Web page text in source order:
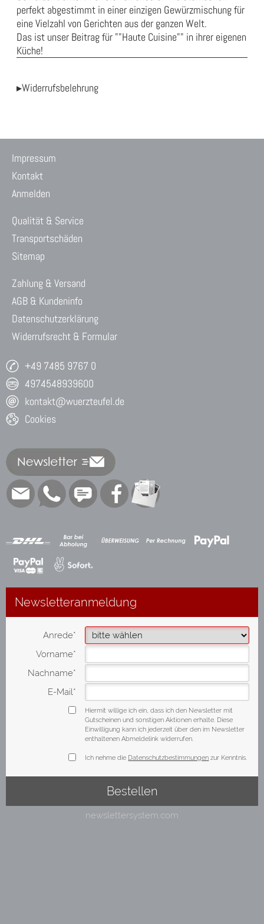
perfekt abgestimmt in einer einzigen Gewürzmischung für
eine Vielzahl von Gerichten aus der ganzen Welt.
Das ist unser Beitrag für ""Haute Cuisine"" in ihrer eigenen
Küche!
▸Widerrufsbelehrung
Impressum
Kontakt
Anmelden
Qualität & Service
Transportschäden
Sitemap
Zahlung & Versand
AGB & Kundeninfo
Datenschutzerklärung
Widerrufsrecht & Formular
+49 7485 9767 0
4974548939600
kontakt@wuerzteufel.de
Cookies